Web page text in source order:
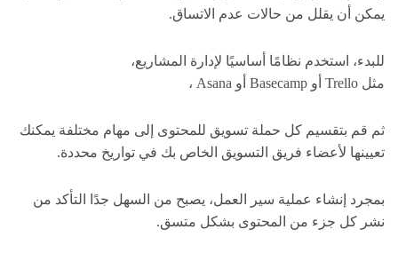
يمكن أن يقلل من حالات عدم الاتساق.
للبدء، استخدم نظامًا أساسيًا لإدارة المشاريع،
مثل Trello أو Basecamp أو Asana ،
ثم قم بتقسيم كل حملة تسويق للمحتوى إلى مهام مختلفة يمكنك
تعيينها لأعضاء فريق التسويق الخاص بك في تواريخ محددة.
بمجرد إنشاء عملية سير العمل، يصبح من السهل جدًا التأكد من
نشر كل جزء من المحتوى بشكل متسق.